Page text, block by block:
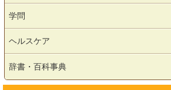
学問
ヘルスケア
辞書・百科事典